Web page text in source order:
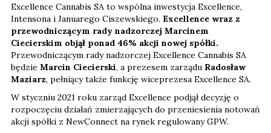
Excellence Cannabis SA to wspólna inwestycja Excellence,
Intensona i Januarego Ciszewskiego. Excellence wraz z
przewodniczącym rady nadzorczej Marcinem
Ciecierskim objął ponad 46% akcji nowej spółki.
Przewodniczącym rady nadzorczej Excellence Cannabis SA
będzie Marcin Ciecierski, a prezesem zarządu Radosław
Maziarz, pełniący także funkcję wiceprezesa Excellence SA.
W styczniu 2021 roku zarząd Excellence podjął decyzję o
rozpoczęciu działań zmierzających do przeniesienia notowań
akcji spółki z NewConnect na rynek regulowany GPW.